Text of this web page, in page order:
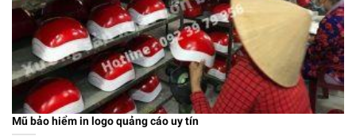
Mũ bảo hiểm in logo quảng cáo uy tín